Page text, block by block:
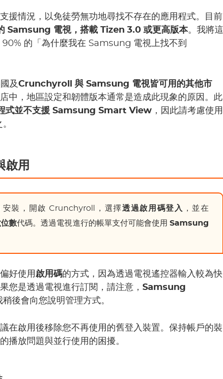
援情況，以免徒勞無功地尋找不存在的應用程式。目前
Samsung 電視，搭載 Tizen 3.0 或更高版本。我將這
的「為什麼我在 Samsung 電視上找不到
及Crunchyroll 與 Samsung 電視皆可用的其他市
中，地區設定和韌體版本通常是造成此現象的原因。此
式並不支援 Samsung Smart View ，因此請考慮使用
啟用
安裝，開啟 Crunchyroll，選擇透過啟用碼登入
，並在
數代碼。透過電視進行的帳單支付可能會使用Samsung
好使用啟用碼的方式，因為透過電視遙控器輸入較為快
您是透過電視進行訂閱，請注意， Samsung
後會向您說明管理方式。
在啟用後移除您不再使用的舊登入裝置。保持帳戶的裝
播放問題與並行使用的困擾。